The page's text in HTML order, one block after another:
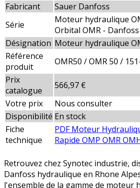
Fabricant
Sauer Danfoss
Série
Moteur hydraulique
Orbital OMR - Danfoss
Désignation Moteur hydraulique
Référence
produit
OMR50 / OMR 50 /
Prix
catalogue
566,97 €
Votre prix
Nous consulter
Disponibilité En stock
Fiche
technique
PDF Moteur
Rapide OMP OMR
Retrouvez chez Synotec industrie,
Danfoss hydraulique en Rhone
l'ensemble de la gamme de moteur